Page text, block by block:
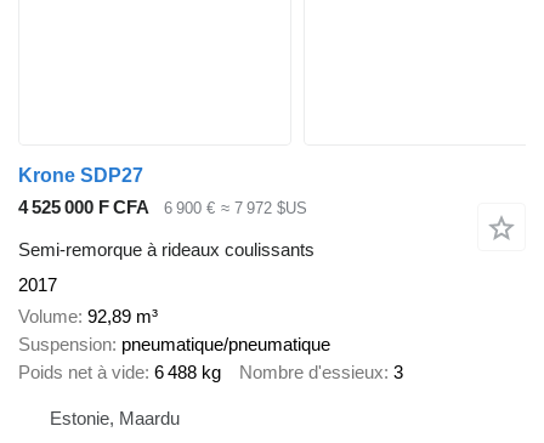
Krone SDP27
4 525 000 F CFA
6 900 € ≈ 7 972 $US
Semi-remorque à rideaux coulissants
2017
Volume 92,89 m³
Suspension pneumatique/pneumatique
Poids net à vide 6 488 kg Nombre d'essieux 3
Estonie, Maardu